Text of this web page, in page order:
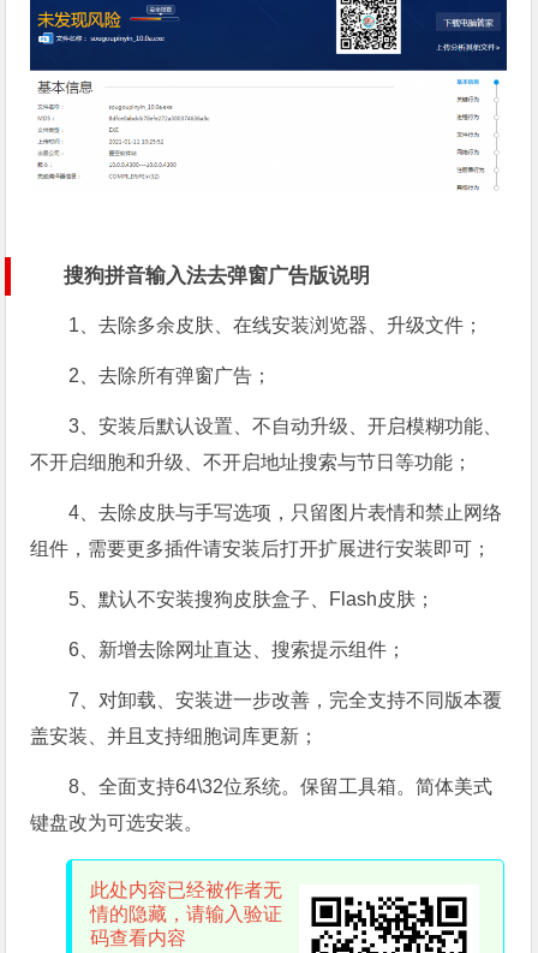
搜狗拼音输入法去弹窗广告版说明
1、去除多余皮肤、在线安装浏览器、升级文件；
2、去除所有弹窗广告；
3、安装后默认设置、不自动升级、开启模糊功能、
不开启细胞和升级、不开启地址搜索与节日等功能；
4、去除皮肤与手写选项，只留图片表情和禁止网络
组件，需要更多插件请安装后打开扩展进行安装即可；
5、默认不安装搜狗皮肤盒子、Flash皮肤；
6、新增去除网址直达、搜索提示组件；
7、对卸载、安装进一步改善，完全支持不同版本覆
盖安装、并且支持细胞词库更新；
8、全面支持64\32位系统。保留工具箱。简体美式
键盘改为可选安装。
此处内容已经被作者无
情的隐藏，请输入验证
码查看内容